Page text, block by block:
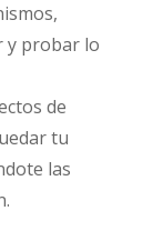
y probar lo
de
tu
las